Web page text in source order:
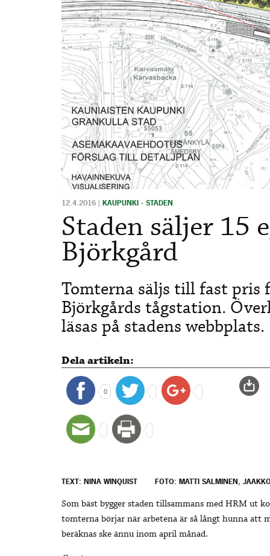
12.4.2016 | KAUPUNKI - STADEN
Staden säljer 15
Björkgård
Tomterna säljs till fast pris
Björkgårds tågstation.
läsas på stadens webbplats.
Dela artikeln:
0
TEXT: NINA WINQUIST FOTO: MATTI SALMINEN,
Som bäst bygger staden tillsammans med HRM ut
tomterna börjar när arbetena är så långt hunna att
beräknas ske ännu inom april månad.